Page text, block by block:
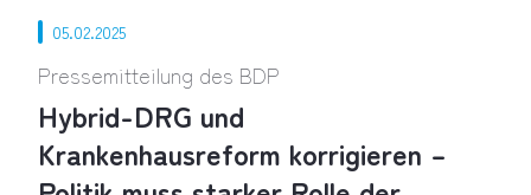
05.02.2025
Pressemitteilung des BDP
Hybrid-DRG und
Krankenhausreform korrigieren –